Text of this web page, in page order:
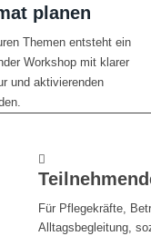
planen
Themen entsteht ein
Workshop mit klarer
und aktivierenden
Für Pflegekräfte,
Alltagsbegleitung,